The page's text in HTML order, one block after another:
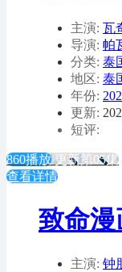
主演: 瓦
导演: 帕
分类: 泰
地区: 泰
年份:
更新:
短评:
860播放 更新第05集
查看详情
致命漫
主演: 钟